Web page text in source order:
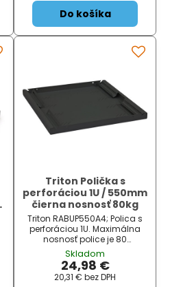
Do košíka
Triton Polička s
perforáciou 1U / 550mm
čierna nosnosť 80kg
Triton RABUP550A4; Polica s
perforáciou 1U. Maximálna
nosnosť police je 80
kg. ZÁKLADNÉ
ŠPECIFIKÁCIE; Farba:
čierna; Veľkosť: 19 ", hĺbka 550
mm; Dosť ...
Skladom
24,98 €
20,31 € bez DPH